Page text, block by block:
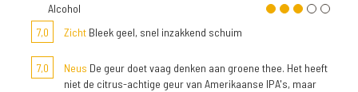
Alcohol
7,0
Zicht Bleek geel, snel inzakkend schuim
7,0 Neus De geur doet vaag denken aan groene thee. Het heeft
niet de citrus-achtige geur van Amerikaanse IPA's, maar